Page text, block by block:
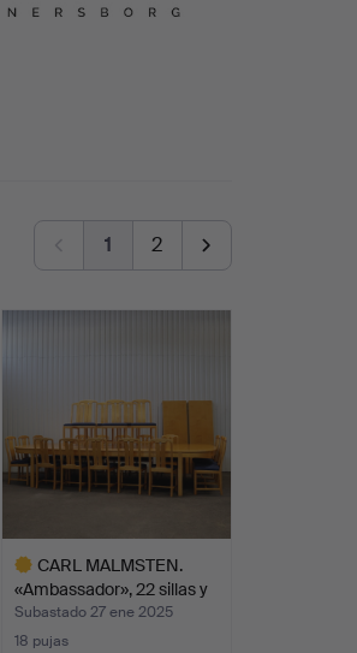
1 2
CARL MALMSTEN.
«Ambassador», 22 sillas y
m…
Subastado 27 ene 2025
18 pujas